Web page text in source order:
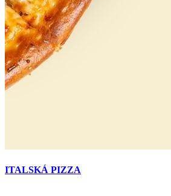
ITALSKÁ PIZZA